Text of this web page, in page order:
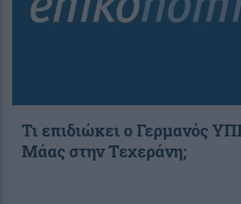
Τι επιδιώκει ο Γερμανός
Μάας στην Τεχεράνη;